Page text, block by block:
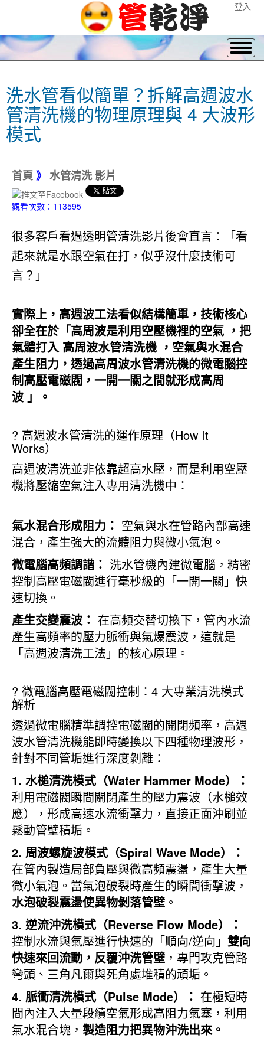
登入
洗水管看似簡單？拆解高週波水
管清洗機的物理原理與 4 大波形
模式
首頁 》 水管清洗 影片
觀看次數：113595
很多客戶看過透明管清洗影片後會直言：「看
起來就是水跟空氣在打，似乎沒什麼技術可
言？」
實際上，高週波工法看似結構簡單，技術核心
卻全在於「高周波是利用空壓機裡的空氣 ，把
氣體打入 高周波水管清洗機 ，空氣與水混合
產生阻力，透過高周波水管清洗機的微電腦控
制高壓電磁閥，一開一關之間就形成高周
波 」。
? 高週波水管清洗的運作原理（How It
Works）
高週波清洗並非依靠超高水壓，而是利用空壓
機將壓縮空氣注入專用清洗機中：
氣水混合形成阻力： 空氣與水在管路內部高速
混合，產生強大的流體阻力與微小氣泡。
微電腦高頻調諧： 洗水管機內建微電腦，精密
控制高壓電磁閥進行毫秒級的「一開一關」快
速切換。
產生交變震波： 在高頻交替切換下，管內水流
產生高頻率的壓力脈衝與氣爆震波，這就是
「高週波清洗工法」的核心原理。
?️ 微電腦高壓電磁閥控制：4 大專業清洗模式
解析
透過微電腦精準調控電磁閥的開閉頻率，高週
波水管清洗機能即時變換以下四種物理波形，
針對不同管垢進行深度剝離：
1. 水槌清洗模式（Water Hammer Mode）：
利用電磁閥瞬間關閉產生的壓力震波（水槌效
應），形成高速水流衝擊力，直接正面沖刷並
鬆動管壁積垢。
2. 周波螺旋波模式（Spiral Wave Mode）：
在管內製造局部負壓與微高頻震盪，產生大量
微小氣泡。當氣泡破裂時產生的瞬間衝擊波，
水泡破裂震盪使異物剝落管壁 。
3. 逆流沖洗模式（Reverse Flow Mode）：
控制水流與氣壓進行快速的「順向/逆向」 雙向
快速來回流動，反覆沖洗管壁 ，專門攻克管路
彎頭、三角凡爾與死角處堆積的頑垢。
4. 脈衝清洗模式（Pulse Mode）： 在極短時
間內注入大量段續空氣形成高阻力氣塞，利用
氣水混合塊， 製造阻力把異物沖洗出來。